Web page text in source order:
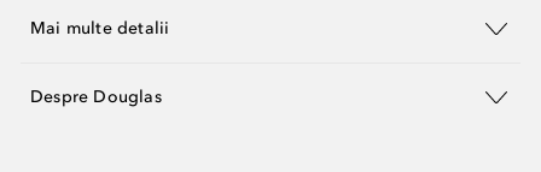
Mai multe detalii
Despre Douglas